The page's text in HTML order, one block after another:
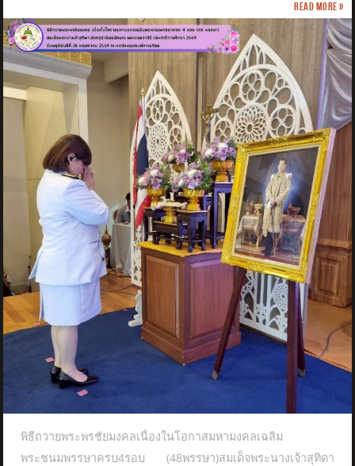
Read more »
พิธีถวายพระพรชัยมงคลเนื่องในโอกาสมหามงคลเฉลิม
พระชนมพรรษาครบ4รอบ (48พรรษา)สมเด็จพระนางเจ้าสุทิดา